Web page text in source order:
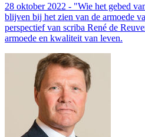
28 oktober 2022 - "Wie het gebed
blijven bij het zien van de armoede
perspectief van scriba René de
armoede en kwaliteit van leven.